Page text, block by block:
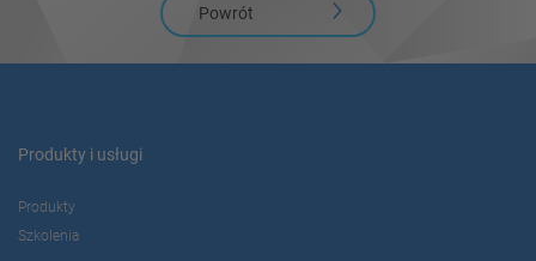
Powrót
Produkty i usługi
Produkty
Szkolenia